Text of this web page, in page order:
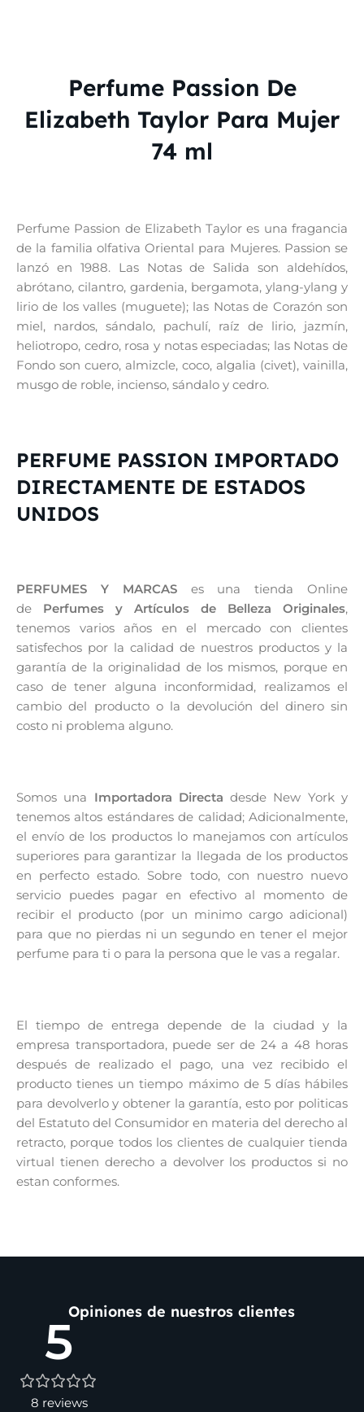
Perfume Passion De
Elizabeth Taylor Para Mujer
74 ml
Perfume Passion de Elizabeth Taylor es una fragancia
de la familia olfativa Oriental para Mujeres. Passion se
lanzó en 1988. Las Notas de Salida son aldehídos,
abrótano, cilantro, gardenia, bergamota, ylang-ylang y
lirio de los valles (muguete); las Notas de Corazón son
miel, nardos, sándalo, pachulí, raíz de lirio, jazmín,
heliotropo, cedro, rosa y notas especiadas; las Notas de
Fondo son cuero, almizcle, coco, algalia (civet), vainilla,
musgo de roble, incienso, sándalo y cedro.
PERFUME PASSION IMPORTADO
DIRECTAMENTE DE ESTADOS
UNIDOS
PERFUMES Y MARCASes una tienda Online
de Perfumes y Artículos de Belleza Originales,
tenemos varios años en el mercado con clientes
satisfechos por la calidad de nuestros productos y la
garantía de la originalidad de los mismos, porque en
caso de tener alguna inconformidad, realizamos el
cambio del producto o la devolución del dinero sin
costo ni problema alguno.
Somos una Importadora Directa desde New York y
tenemos altos estándares de calidad; Adicionalmente,
el envío de los productos lo manejamos con artículos
superiores para garantizar la llegada de los productos
en perfecto estado. Sobre todo, con nuestro nuevo
servicio puedes pagar en efectivo al momento de
recibir el producto (por un minimo cargo adicional)
para que no pierdas ni un segundo en tener el mejor
perfume para ti o para la persona que le vas a regalar.
El tiempo de entrega depende de la ciudad y la
empresa transportadora, puede ser de 24 a 48 horas
después de realizado el pago, una vez recibido el
producto tienes un tiempo máximo de 5 días hábiles
para devolverlo y obtener la garantía, esto por politicas
del Estatuto del Consumidor en materia del derecho al
retracto, porque todos los clientes de cualquier tienda
virtual tienen derecho a devolver los productos si no
estan conformes.
Opiniones de nuestros clientes
5
8 reviews